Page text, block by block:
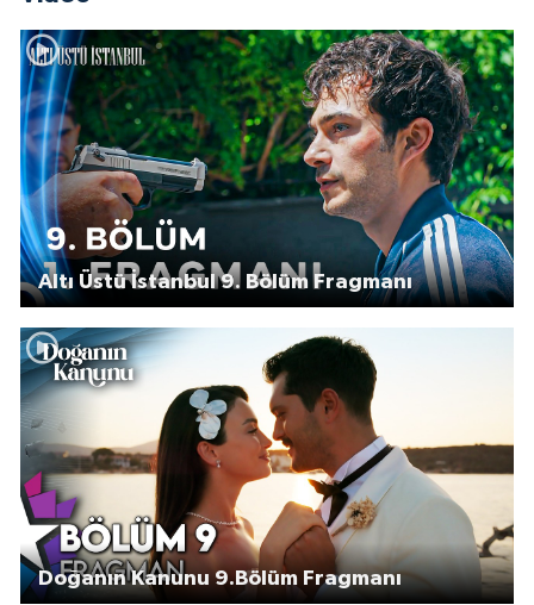
Altı Üstü İstanbul 9. Bölüm Fragmanı
Doğanın Kanunu 9.Bölüm Fragmanı